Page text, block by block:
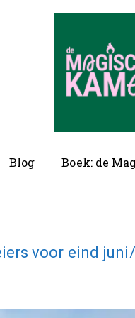
Blog Boek: de
voor eind